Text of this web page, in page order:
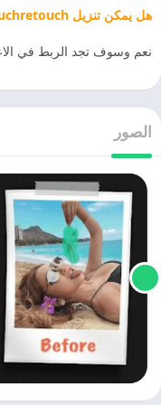
هل يمكن تنزيل touchretouch للايفون ؟
نعم وسوف تجد الربط في
الصور